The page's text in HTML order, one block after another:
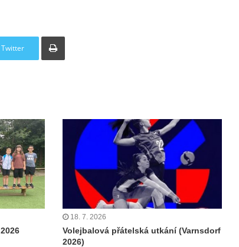
Twitter
Tisknout
18. 7. 2026
Volejbalová přátelská utkání (Varnsdorf
2026)